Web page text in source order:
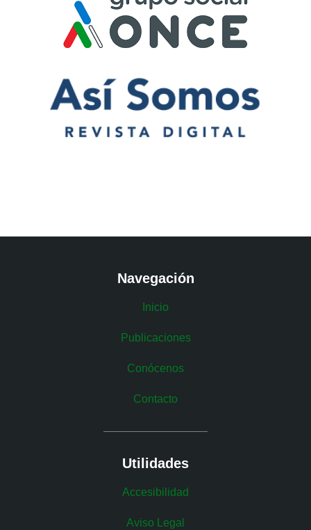
Navegación
Inicio
Publicaciones
Conócenos
Contacto
Utilidades
Accesibilidad
Aviso Legal